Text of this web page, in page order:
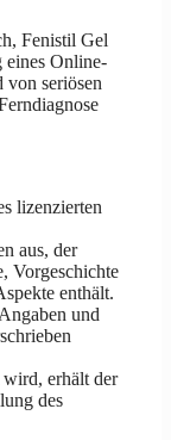
Fenistil Gel
eines Online-
von seriösen
lizenzierten
aus, der
Vorgeschichte
enthält.
und
erhält der
des